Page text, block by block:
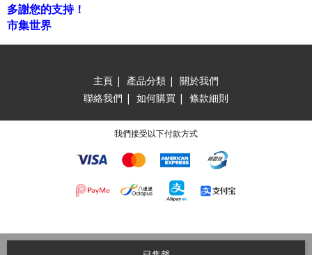
多謝您的支持！
市集世界
主頁 | 產品分類 | 關於我們
聯絡我們 | 如何購買 | 條款細則
我們接受以下付款方式